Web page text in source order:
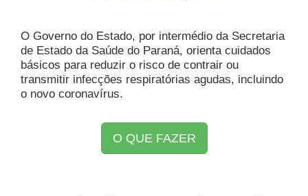
O Governo do Estado, por intermédio da Secretaria
de Estado da Saúde do Paraná, orienta cuidados
básicos para reduzir o risco de contrair ou
transmitir infecções respiratórias agudas, incluindo
o novo coronavírus.
O QUE FAZER